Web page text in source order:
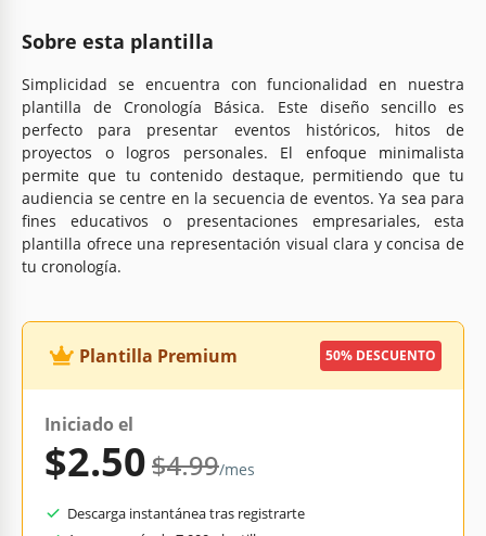
Sobre esta plantilla
Simplicidad se encuentra con funcionalidad en nuestra
plantilla de Cronología Básica. Este diseño sencillo es
perfecto para presentar eventos históricos, hitos de
proyectos o logros personales. El enfoque minimalista
permite que tu contenido destaque, permitiendo que tu
audiencia se centre en la secuencia de eventos. Ya sea para
fines educativos o presentaciones empresariales, esta
plantilla ofrece una representación visual clara y concisa de
tu cronología.
Plantilla Premium 50% DESCUENTO
Iniciado el
$2.50$4.99/mes
Descarga instantánea tras registrarte